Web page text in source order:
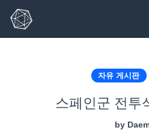
Mail sent to Alex Michael
자유 게시판
스페인군 전투
by